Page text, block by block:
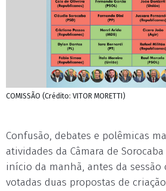
COMISSÃO (Crédito: VITOR MORETTI)
Confusão, debates e polêmicas
atividades da Câmara de
início da manhã, antes da
votadas duas propostas de